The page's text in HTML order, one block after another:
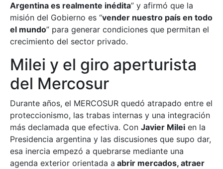
Argentina es realmente inédita” y afirmó que la
misión del Gobierno es “vender nuestro país en todo
el mundo” para generar condiciones que permitan el
crecimiento del sector privado.
Milei y el giro aperturista
del Mercosur
Durante años, el MERCOSUR quedó atrapado entre el
proteccionismo, las trabas internas y una integración
más declamada que efectiva. Con Javier Milei en la
Presidencia argentina y las discusiones que supo dar,
esa inercia empezó a quebrarse mediante una
agenda exterior orientada a abrir mercados, atraer